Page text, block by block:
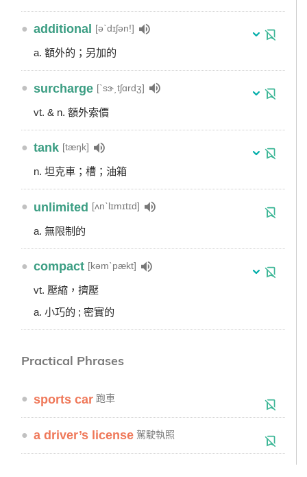
● additional [əˋdɪʃən!]
a. 額外的；另加的
● surcharge [ˋsɝ͵tʃɑrdʒ]
vt. & n. 額外索價
● tank [tæŋk]
n. 坦克車；槽；油箱
● unlimited [ʌnˋlɪmɪtɪd]
a. 無限制的
● compact [kəmˋpækt]
vt. 壓縮，擠壓
a. 小巧的 ; 密實的
Practical Phrases
● sports car 跑車
● a driver’s license 駕駛執照